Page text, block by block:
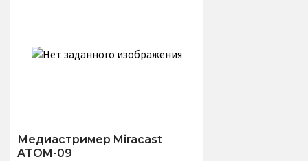
Медиастример Miracast
ATOM-09